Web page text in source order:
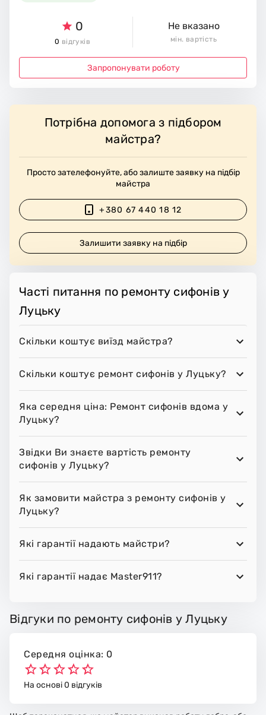
0
0 відгуків
Не вказано
мін. вартість
Запропонувати роботу
Потрібна допомога з підбором
майстра?
Просто зателефонуйте, або залиште заявку на підбір
майстра
+380 67 440 18 12
Залишити заявку на підбір
Часті питання по ремонту сифонів у
Луцьку
Скільки коштує виїзд майстра?
Скільки коштує ремонт сифонів у Луцьку?
Яка середня ціна: Ремонт сифонів вдома у
Луцьку?
Звідки Ви знаєте вартість ремонту
сифонів у Луцьку?
Як замовити майстра з ремонту сифонів у
Луцьку?
Які гарантії надають майстри?
Які гарантії надає Master911?
Відгуки по ремонту сифонів у Луцьку
Середня оцінка: 0
На основі 0 відгуків